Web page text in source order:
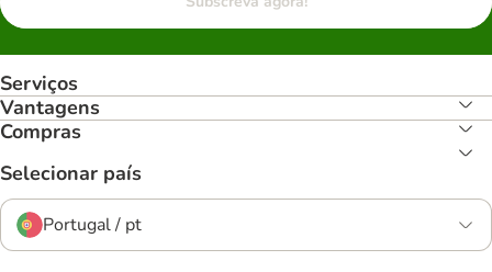
Serviços
Vantagens
Compras
Selecionar país
Portugal / pt